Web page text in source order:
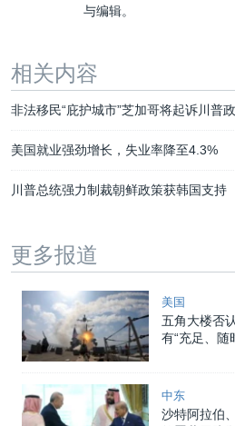
与编辑。
相关内容
非法移民“庇护城市”芝加哥将起诉川普
美国就业强劲增长，失业率降至4.3%
川普总统强力制裁朝鲜政策获韩国支持
更多报道
美国
五角大楼否
有“充足、随
中东
沙特阿拉伯